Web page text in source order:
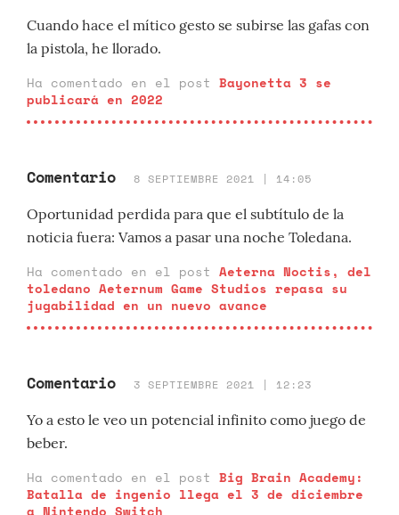
Cuando hace el mítico gesto se subirse las gafas con
la pistola, he llorado.
Ha comentado en el post Bayonetta 3 se
publicará en 2022
Comentario 8 SEPTIEMBRE 2021 | 14:05
Oportunidad perdida para que el subtítulo de la
noticia fuera: Vamos a pasar una noche Toledana.
Ha comentado en el post Aeterna Noctis, del
toledano Aeternum Game Studios repasa su
jugabilidad en un nuevo avance
Comentario 3 SEPTIEMBRE 2021 | 12:23
Yo a esto le veo un potencial infinito como juego de
beber.
Ha comentado en el post Big Brain Academy:
Batalla de ingenio llega el 3 de diciembre
a Nintendo Switch